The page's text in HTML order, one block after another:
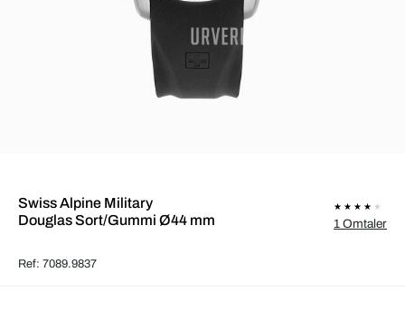
Swiss Alpine Military
Douglas Sort/Gummi Ø44 mm
Ref: 7089.9837
1 Omtaler